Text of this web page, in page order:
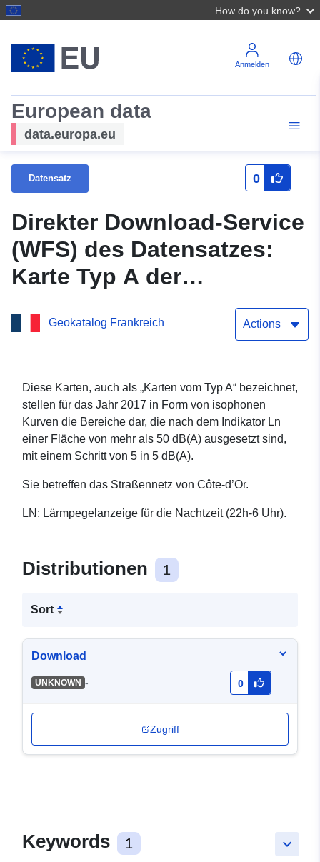
How do you know?
Anmelden
European data
data.europa.eu
Datensatz 0
Direkter Download-Service
(WFS) des Datensatzes:
Karte Typ A der
lärmgefährdeten Zonen
(Nacht) für das
Geokatalog Frankreich Actions
Diese Karten, auch als „Karten vom Typ A“ bezeichnet,
stellen für das Jahr 2017 in Form von isophonen
Kurven die Bereiche dar, die nach dem Indikator Ln
einer Fläche von mehr als 50 dB(A) ausgesetzt sind,
mit einem Schritt von 5 in 5 dB(A).
Sie betreffen das Straßennetz von Côte-d’Or.
LN: Lärmpegelanzeige für die Nachtzeit (22h-6 Uhr).
Distributionen 1
Sort
Download
UNKNOWN - 0
Zugriff
keyboard_arrow_down
Keywords 1